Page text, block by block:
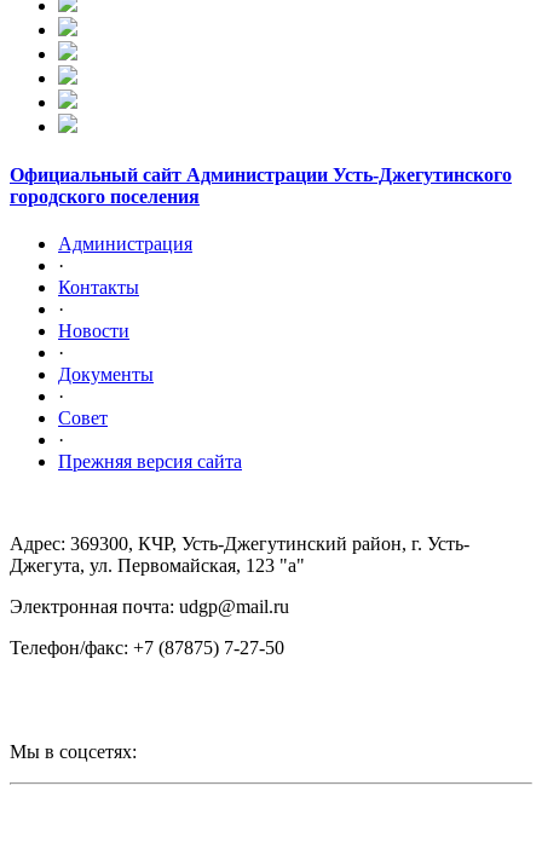
Официальный сайт Администрации Усть-Джегутинского
городского поселения
Администрация
·
Контакты
·
Новости
·
Документы
·
Совет
·
Прежняя версия сайта
Адрес: 369300, КЧР, Усть-Джегутинский район, г. Усть-
Джегута, ул. Первомайская, 123 "а"
Электронная почта: udgp@mail.ru
Телефон/факс: +7 (87875) 7-27-50
Мы в соцсетях: